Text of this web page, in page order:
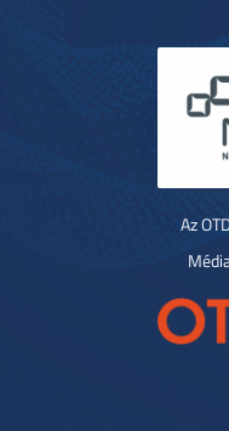
Az